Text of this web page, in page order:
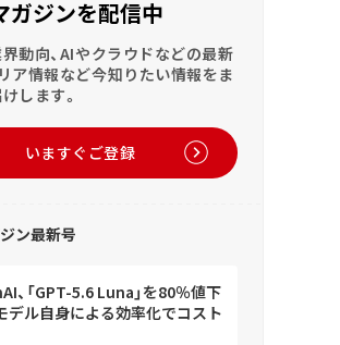
ガジンを配信中
動向、AIやクラウドなどの最新
ア情報など今知りたい情報をま
します。
いますぐご登録
ン最新号
、「GPT-5.6 Luna」を80％値下
ル自身による効率化でコスト